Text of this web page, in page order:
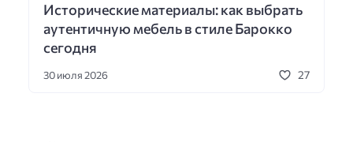
Исторические материалы: как выбрать
аутентичную мебель в стиле Барокко
сегодня
30 июля 2026 27